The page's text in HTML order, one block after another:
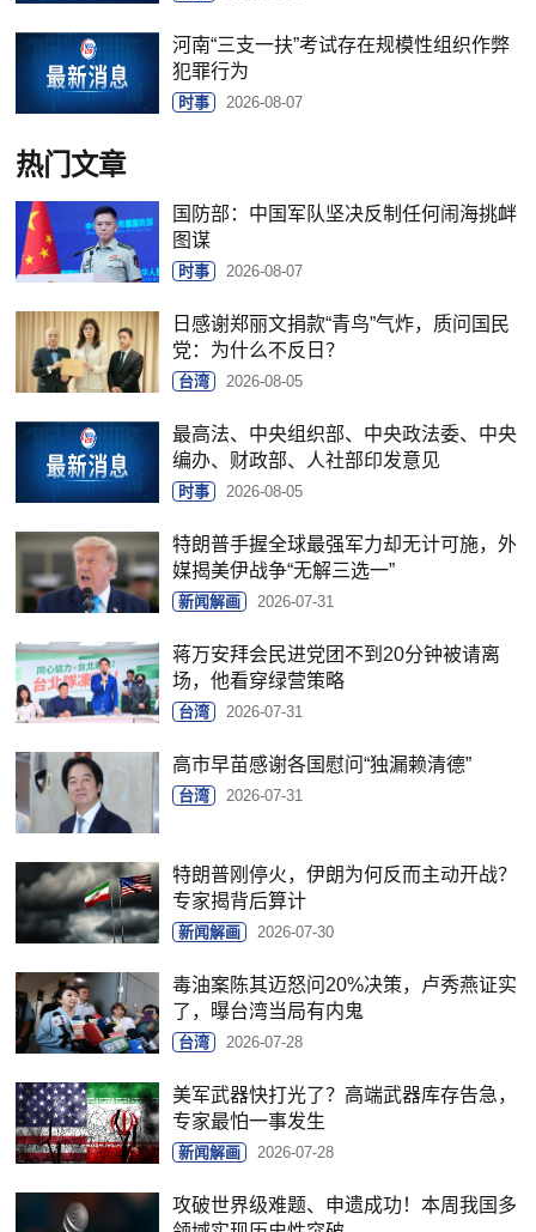
河南“三支一扶”考试存在规模性组织作弊
犯罪行为
时事 2026-08-07
热门文章
国防部：中国军队坚决反制任何闹海挑衅
图谋
时事 2026-08-07
日感谢郑丽文捐款“青鸟”气炸，质问国民
党：为什么不反日？
台湾 2026-08-05
最高法、中央组织部、中央政法委、中央
编办、财政部、人社部印发意见
时事 2026-08-05
特朗普手握全球最强军力却无计可施，外
媒揭美伊战争“无解三选一”
新闻解画 2026-07-31
蒋万安拜会民进党团不到20分钟被请离
场，他看穿绿营策略
台湾 2026-07-31
高市早苗感谢各国慰问“独漏赖清德”
台湾 2026-07-31
特朗普刚停火，伊朗为何反而主动开战？
专家揭背后算计
新闻解画 2026-07-30
毒油案陈其迈怒问20%决策，卢秀燕证实
了，曝台湾当局有内鬼
台湾 2026-07-28
美军武器快打光了？高端武器库存告急，
专家最怕一事发生
新闻解画 2026-07-28
攻破世界级难题、申遗成功！本周我国多